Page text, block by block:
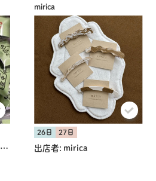
mirica
26日 27日
出店者: mirica